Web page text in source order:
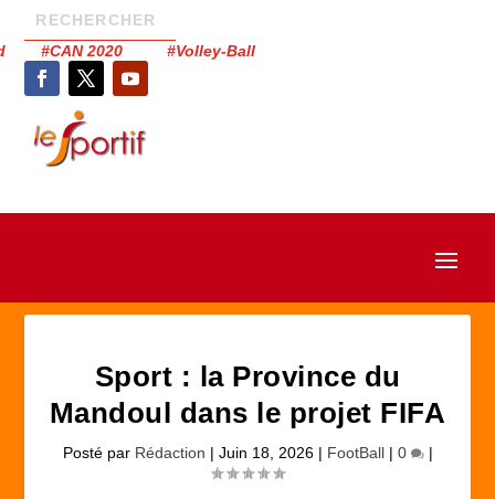
#CAN 2020 #Volley-Ball
Sport : la Province du
Mandoul dans le projet FIFA
Posté par Rédaction | Juin 18, 2026| FootBall| 0 |